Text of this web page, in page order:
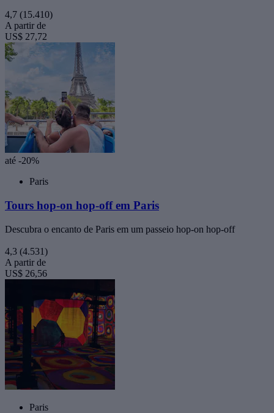
4,7 (15.410)
A partir de
US$ 27,72
até -20%
Paris
Tours hop-on hop-off em Paris
Descubra o encanto de Paris em um passeio hop-on hop-off
4,3 (4.531)
A partir de
US$ 26,56
Paris